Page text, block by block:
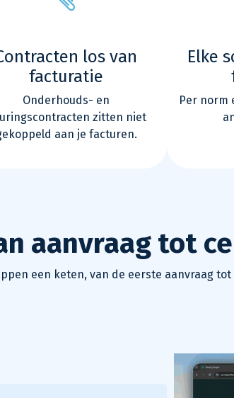
los van
facturatie
Onderhouds- en
zitten niet
aan je facturen.
Elke
Per norm
aanvraag tot
een keten, van de eerste aanvraag